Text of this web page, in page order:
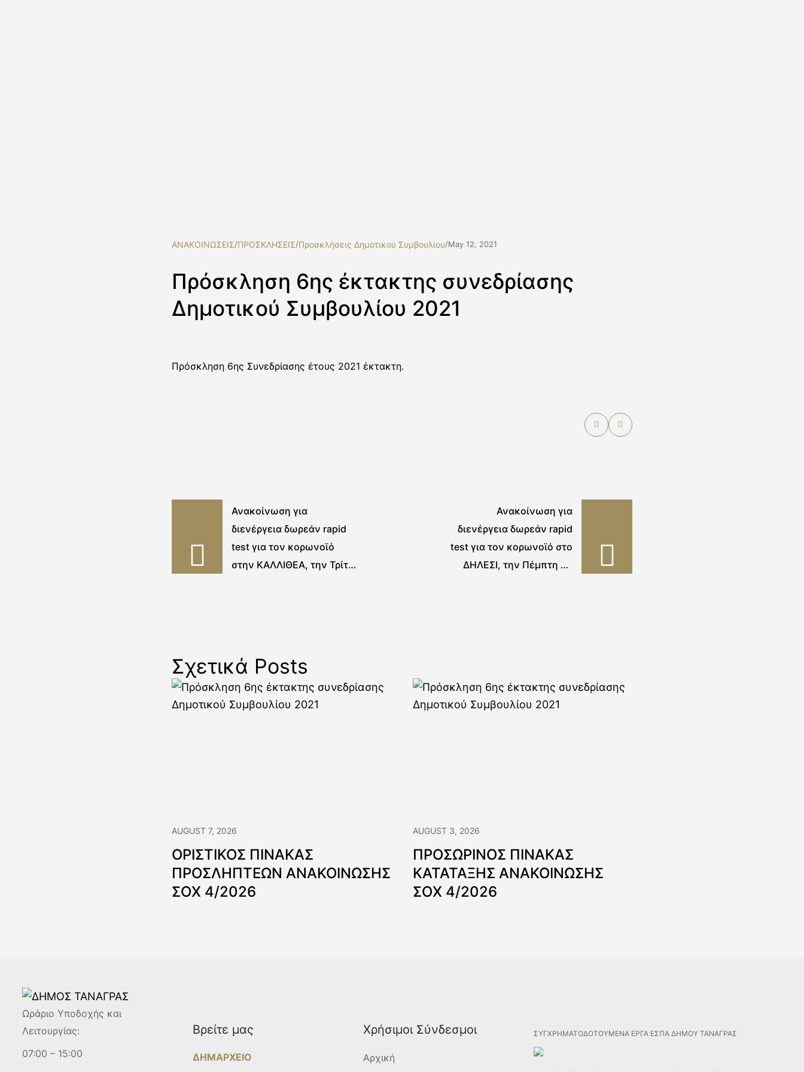
ΑΝΑΚΟΙΝΩΣΕΙΣ/ΠΡΟΣΚΛΗΣΕΙΣ/Προσκλήσεις Δημοτικού Συμβουλίου/May 12, 2021
Πρόσκληση 6ης έκτακτης συνεδρίασης
Δημοτικού Συμβουλίου 2021
Πρόσκληση 6ης Συνεδρίασης έτους 2021 έκτακτη.
Ανακοίνωση για
διενέργεια δωρεάν rapid
test για τον κορωνοϊό
στην ΚΑΛΛΙΘΕΑ, την Τρίτη
Ανακοίνωση για
διενέργεια δωρεάν rapid
test για τον κορωνοϊό στο
ΔΗΛΕΣΙ, την Πέμπτη 20
Σχετικά Posts
AUGUST 7, 2026
ΟΡΙΣΤΙΚΟΣ ΠΙΝΑΚΑΣ
ΠΡΟΣΛΗΠΤΕΩΝ ΑΝΑΚΟΙΝΩΣΗΣ
ΣΟΧ 4/2026
AUGUST 3, 2026
ΠΡΟΣΩΡΙΝΟΣ ΠΙΝΑΚΑΣ
ΚΑΤΑΤΑΞΗΣ ΑΝΑΚΟΙΝΩΣΗΣ
ΣΟΧ 4/2026
Ωράριο Υποδοχής και
Λειτουργίας:
07:00 – 15:00
Βρείτε μας
ΔΗΜΑΡΧΕΙΟ
Χρήσιμοι Σύνδεσμοι
Αρχική
ΣΥΓΧΡΗΜΑΤΟΔΟΤΟΥΜΕΝΑ ΕΡΓΑ ΕΣΠΑ ΔΗΜΟΥ ΤΑΝΑΓΡΑΣ